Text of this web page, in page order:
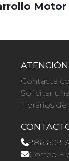
Motor
Contacta
Solicitar
Horários de
986 609
Correo